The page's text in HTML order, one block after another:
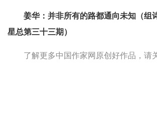
姜华：并非所有的路都通向未知（组
星总第三十三期）
了解更多中国作家网原创好作品，请